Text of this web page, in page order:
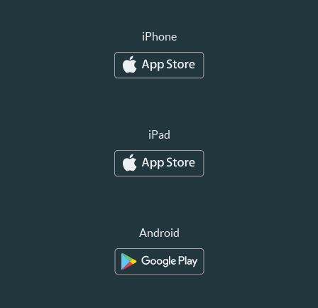
iPhone
iPad
Android